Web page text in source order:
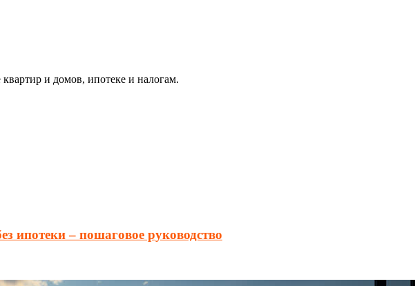
и домов, ипотеке и налогам.
ипотеки – пошаговое руководство